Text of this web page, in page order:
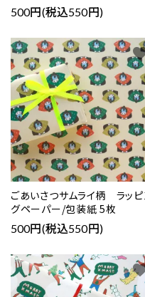
500円(税込550円)
ごあいさつサムライ柄 ラッピ
グペーパー/包装紙 5枚
500円(税込550円)